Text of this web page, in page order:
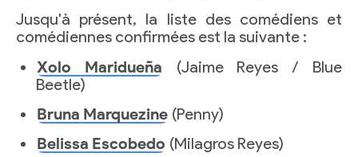
Jusqu'à présent, la liste des comédiens et
comédiennes confirmées est la suivante :
Xolo Maridueña (Jaime Reyes / Blue
Beetle)
Bruna Marquezine (Penny)
Belissa Escobedo (Milagros Reyes)